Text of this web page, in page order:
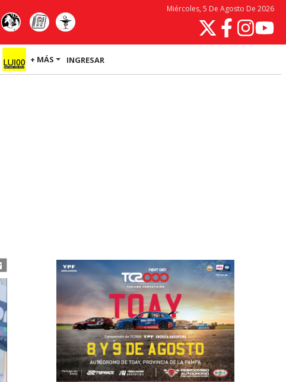
Miércoles, 5 De Agosto De 2026
+ MÁS INGRESAR